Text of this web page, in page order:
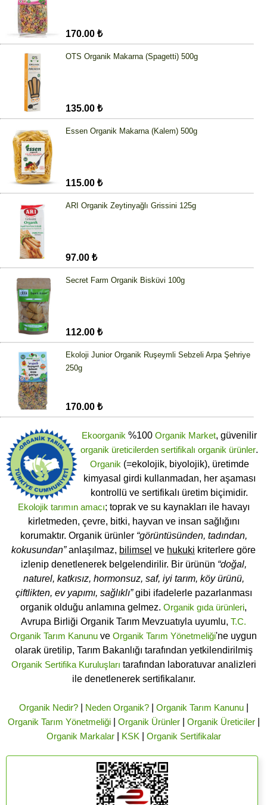
170.00 ₺
OTS Organik Makarna (Spagetti) 500g
135.00 ₺
Essen Organik Makarna (Kalem) 500g
115.00 ₺
ARI Organik Zeytinyağlı Grissini 125g
97.00 ₺
Secret Farm Organik Bisküvi 100g
112.00 ₺
Ekoloji Junior Organik Ruşeymli Sebzeli Arpa Şehriye
250g
170.00 ₺
Ekoorganik %100 Organik Market, güvenilir
organik üreticilerden sertifikalı organik ürünler.
Organik (=ekolojik, biyolojik), üretimde
kimyasal girdi kullanmadan, her aşaması
kontrollü ve sertifikalı üretim biçimidir.
Ekolojik tarımın amacı; toprak ve su kaynakları ile havayı
kirletmeden, çevre, bitki, hayvan ve insan sağlığını
korumaktır. Organik ürünler “görüntüsünden, tadından,
kokusundan”anlaşılmaz, bilimsel ve hukuki kriterlere göre
izlenip denetlenerek belgelendirilir. Bir ürünün “doğal,
naturel, katkısız, hormonsuz, saf, iyi tarım, köy ürünü,
çiftlikten, ev yapımı, sağlıklı”gibi ifadelerle pazarlanması
organik olduğu anlamına gelmez. Organik gıda ürünleri,
Avrupa Birliği Organik Tarım Mevzuatıyla uyumlu, T.C.
Organik Tarım Kanunu ve Organik Tarım Yönetmeliği'ne uygun
olarak üretilip, Tarım Bakanlığı tarafından yetkilendirilmiş
Organik Sertifika Kuruluşları tarafından laboratuvar analizleri
ile denetlenerek sertifikalanır.
Organik Nedir?| Neden Organik?| Organik Tarım Kanunu|
Organik Tarım Yönetmeliği| Organik Ürünler| Organik Üreticiler|
Organik Markalar| KSK Organik Sertifikalar